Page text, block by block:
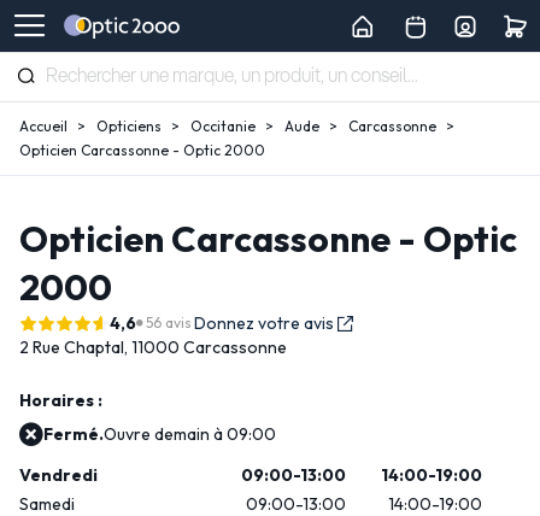
Accueil Opticiens Occitanie Aude
Carcassonne
Opticien Carcassonne - Optic 2000
Opticien Carcassonne - Optic
2000
4,6 56 avis Donnez votre avis
2 Rue Chaptal, 11000 Carcassonne
Horaires :
Fermé.Ouvre demain à 09:00
Vendredi
09:00-13:00
14:00-19:00
Samedi
09:00-13:00
14:00-19:00